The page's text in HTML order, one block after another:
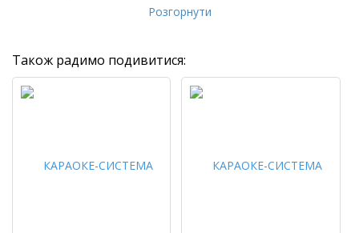
Розгорнути
Також радимо подивитися: